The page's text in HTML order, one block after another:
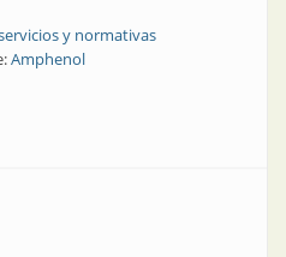
y normativas
Amphenol
| Conectores para la industria